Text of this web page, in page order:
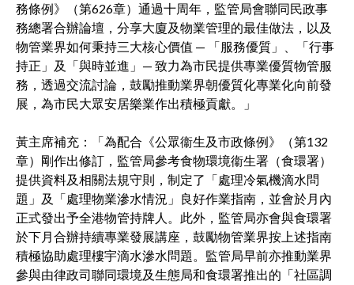
務條例》（第626章）通過十周年，監管局會聯同民政事
務總署合辦論壇，分享大廈及物業管理的最佳做法，以及
物管業界如何秉持三大核心價值 — 「服務優質」、「行事
持正」及「與時並進」— 致力為市民提供專業優質物管服
務，透過交流討論，鼓勵推動業界朝優質化專業化向前發
展，為市民大眾安居樂業作出積極貢獻。」
黃主席補充：「為配合《公眾衞生及市政條例》（第132
章）剛作出修訂，監管局參考食物環境衞生署（食環署）
提供資料及相關法規守則，制定了「處理冷氣機滴水問
題」及「處理物業滲水情況」良好作業指南，並會於月內
正式發出予全港物管持牌人。此外，監管局亦會與食環署
於下月合辦持續專業發展講座，鼓勵物管業界按上述指南
積極協助處理樓宇滴水滲水問題。監管局早前亦推動業界
參與由律政司聯同環境及生態局和食環署推出的「社區調